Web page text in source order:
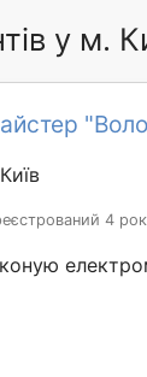
у м.
Київ
4